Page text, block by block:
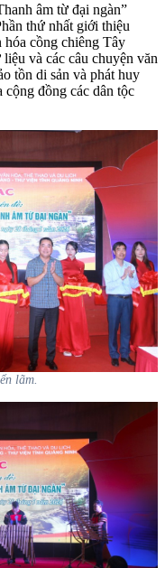
âm từ đại ngàn”
thứ nhất giới thiệu
hóa cồng chiêng Tây
và các câu chuyện văn
tồn di sản và phát huy
đồng các dân tộc
lãm.